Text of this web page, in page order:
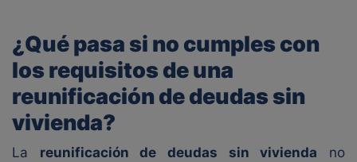
¿Qué pasa si no cumples con
los requisitos de una
reunificación de deudas sin
vivienda?
La reunificación de deudas sin vivienda no